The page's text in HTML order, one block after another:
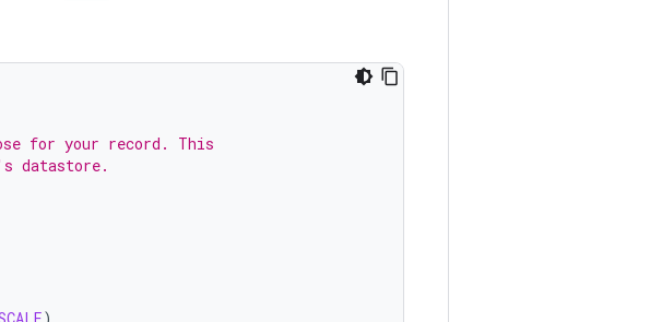
for your record. This
datastore.